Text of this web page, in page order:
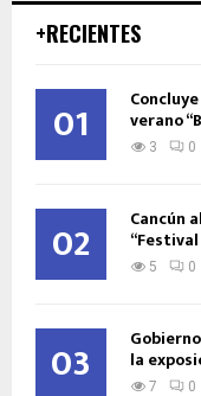
+RECIENTES
01 verano
3 0
02 Cancún
5 0
03 la
7 0